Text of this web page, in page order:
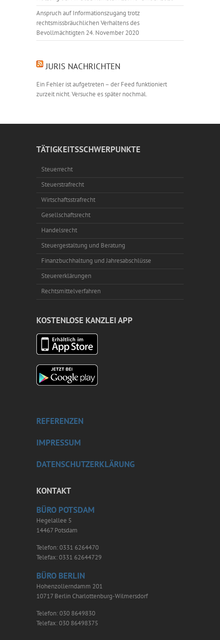
Anspruch auf Informationszugang trotz
rechtsmissbräuchlichen Verhaltens des
Bevollmächtigten 24. November 2020
JURIS NACHRICHTEN
Ein Fehler ist aufgetreten – der Feed funktioniert
zurzeit nicht. Versuche es später nochmal.
TÄTIGKEITSSCHWERPUNKTE
Steuerrecht
Steuerstrafrecht
Wirtschaftsstrafrecht
Gesellschaftsrecht
Handelsrecht
Steuergestaltung und Beratung
Finanzbuchhaltung und Jahresabschlüsse
Steuererklärungen
Rechtsmittelverfahren
KOSTENLOSE KANZLEI APP
REFERENZEN
IMPRESSUM
DATENSCHUTZERKLÄRUNG
KONTAKT
BÜRO POTSDAM
Hegelallee 5
14467 Potsdam
Telefon: 0331 6264470
Telefax: 0331 62644729
BÜRO BERLIN
Hohenzollerndamm 201
10717 Berlin Charlottenburg-Wilmersdorf
Telefon: 030 8649830
Telefax: 030 86498375